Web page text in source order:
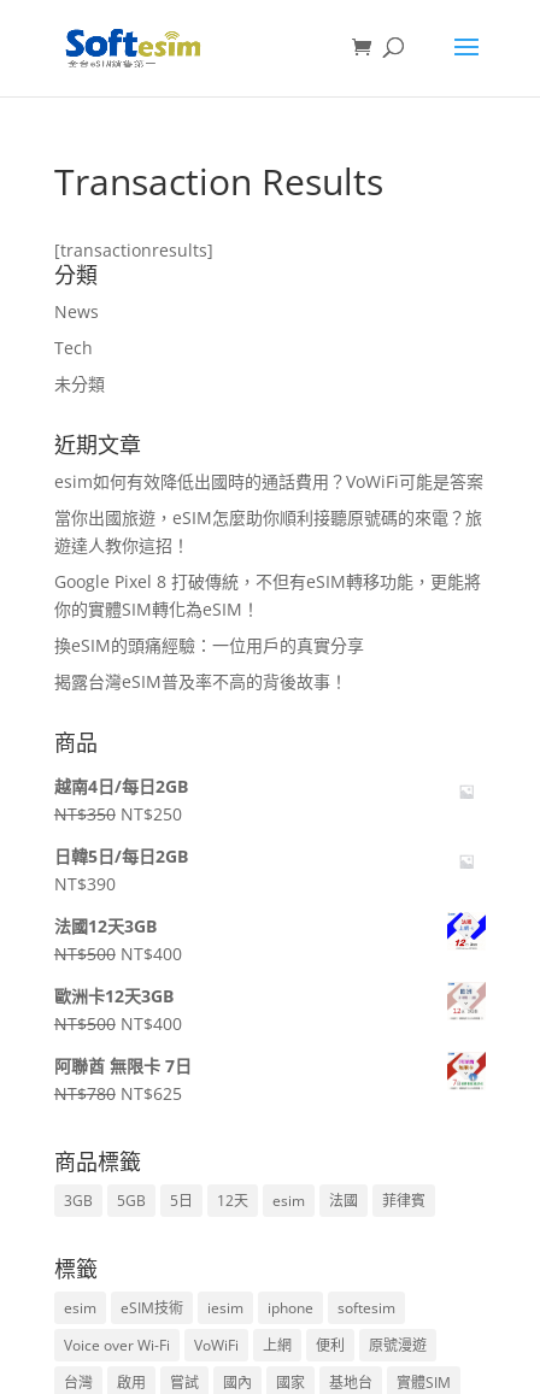
Transaction Results
[transactionresults]
分類
News
Tech
未分類
近期文章
esim如何有效降低出國時的通話費用？VoWiFi可能是答案
當你出國旅遊，eSIM怎麼助你順利接聽原號碼的來電？旅
遊達人教你這招！
Google Pixel 8 打破傳統，不但有eSIM轉移功能，更能將
你的實體SIM轉化為eSIM！
換eSIM的頭痛經驗：一位用戶的真實分享
揭露台灣eSIM普及率不高的背後故事！
商品
越南4日/每日2GB
NT$350 原
價
NT$350。
NT$250目
價
日韓5日/每日2GB
NT$390
法國12天3GB
NT$500 原
價
格：
NT$500。
NT$400目
格：
NT$400。
歐洲卡12天3GB
NT$500 原
價
格：
NT$400目
價
格：
阿聯酋 無限卡 7日
NT$780 原
價
格：
NT$780。
NT$625目
NT$625。
商品標籤
3GB 5GB 5日 12天 esim 法國 菲律賓
標籤
esim eSIM技術 iesim iphone
softesim
Voice over Wi-Fi
VoWiFi 上網 便利
原號漫遊
台灣
啟用 嘗試 國內 國家 基地台
實體SIM